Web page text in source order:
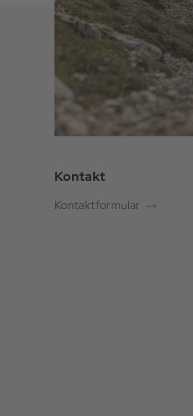
Kontakt
Kontaktformular